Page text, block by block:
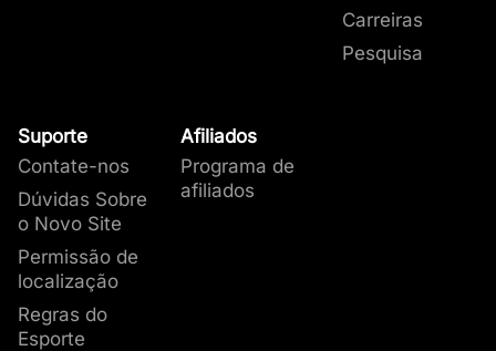
Carreiras
Pesquisa
Suporte
Contate-nos
Dúvidas Sobre
o Novo Site
Permissão de
localização
Regras do
Esporte
Afiliados
Programa de
afiliados